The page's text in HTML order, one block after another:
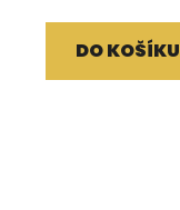
DO KOŠÍKU